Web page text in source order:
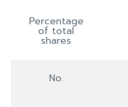
Percentage
of total
shares
No.